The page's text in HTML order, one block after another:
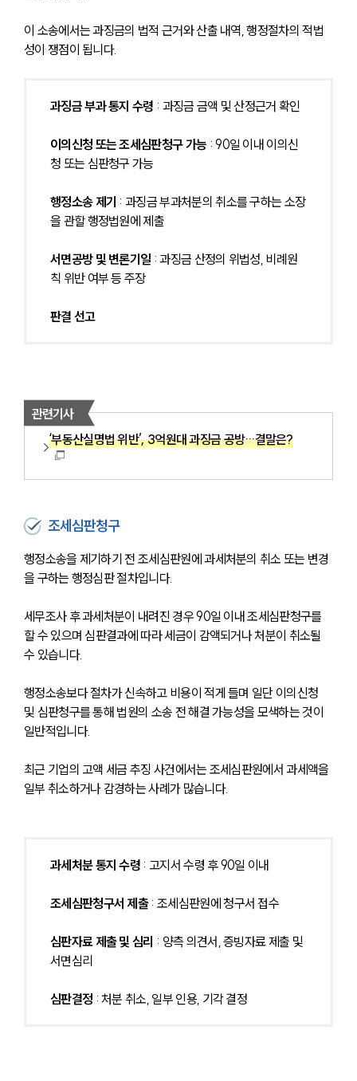
이 소송에서는 과징금의 법적 근거와 산출 내역, 행정절차의 적법
성이 쟁점이 됩니다.
과징금 부과 통지 수령 : 과징금 금액 및 산정근거 확인
이의신청 또는 조세심판청구 가능 : 90일 이내 이의신
청 또는 심판청구 가능
행정소송 제기 : 과징금 부과처분의 취소를 구하는 소장
을 관할 행정법원에 제출
서면공방 및 변론기일 : 과징금 산정의 위법성, 비례원
칙 위반 여부 등 주장
판결 선고
관련기사
‘부동산실명법 위반’, 3억원대 과징금 공방…결말은?
조세심판청구
행정소송을 제기하기 전 조세심판원에 과세처분의 취소 또는 변경
을 구하는 행정심판 절차입니다.
세무조사 후 과세처분이 내려진 경우 90일 이내 조세심판청구를
할 수 있으며 심판결과에 따라 세금이 감액되거나 처분이 취소될
수 있습니다.
행정소송보다 절차가 신속하고 비용이 적게 들며 일단 이의신청
및 심판청구를 통해 법원의 소송 전 해결 가능성을 모색하는 것이
일반적입니다.
최근 기업의 고액 세금 추징 사건에서는 조세심판원에서 과세액을
일부 취소하거나 감경하는 사례가 많습니다.
과세처분 통지 수령 : 고지서 수령 후 90일 이내
조세심판청구서 제출 : 조세심판원에 청구서 접수
심판자료 제출 및 심리 : 양측 의견서, 증빙자료 제출 및
서면심리
심판결정 : 처분 취소, 일부 인용, 기각 결정